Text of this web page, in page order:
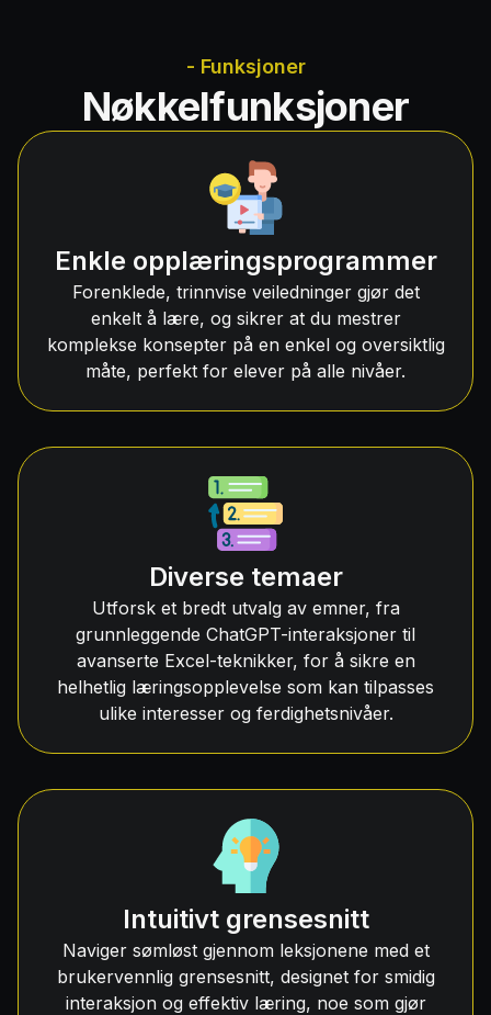
- Funksjoner
Nøkkelfunksjoner
Enkle opplæringsprogrammer
Forenklede, trinnvise veiledninger gjør det
enkelt å lære, og sikrer at du mestrer
komplekse konsepter på en enkel og oversiktlig
måte, perfekt for elever på alle nivåer.
Diverse temaer
Utforsk et bredt utvalg av emner, fra
grunnleggende ChatGPT-interaksjoner til
avanserte Excel-teknikker, for å sikre en
helhetlig læringsopplevelse som kan tilpasses
ulike interesser og ferdighetsnivåer.
Intuitivt grensesnitt
Naviger sømløst gjennom leksjonene med et
brukervennlig grensesnitt, designet for smidig
interaksjon og effektiv læring, noe som gjør